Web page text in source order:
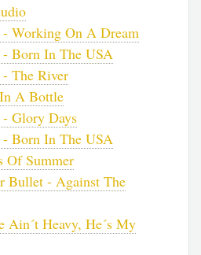
- Working On A Dream
Born In The USA
The River
A Bottle
- Glory Days
Born In The USA
Of Summer
Bullet - Against The
Heavy, He´s My